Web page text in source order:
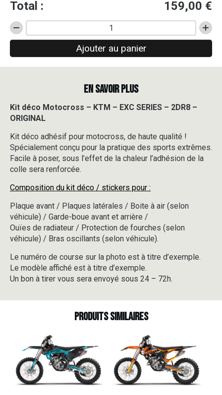
Total : 159,00 €
quantité
de
déco
Motocross
EXC
SERIES
2DR8
-
ORIGINAL
Ajouter au panier
EN SAVOIR PLUS
Kit déco Motocross – KTM – EXC SERIES – 2DR8 –
ORIGINAL
Kit déco adhésif pour motocross, de haute qualité !
Spécialement conçu pour la pratique des sports extrêmes.
Facile à poser, sous l’effet de la chaleur l’adhésion de la
colle sera renforcée.
Composition du kit déco / stickers pour :
Plaque avant / Plaques latérales / Boite à air (selon
véhicule) / Garde-boue avant et arrière /
Ouïes de radiateur / Protection de fourches (selon
véhicule) / Bras oscillants (selon véhicule).
Le numéro de course sur la photo est à titre d’exemple.
Le modèle affiché est à titre d’exemple.
Un bon à tirer vous sera envoyé sous 24 – 72h.
Produits similaires